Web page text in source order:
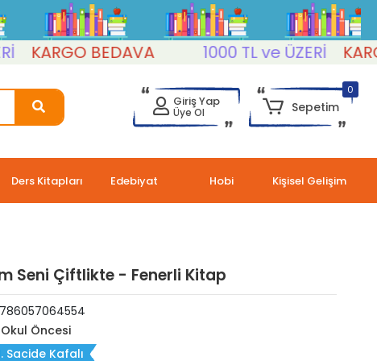
BEDAVA 1000 TL ve ÜZERİ KARGO
Giriş Yap
Üye Ol
0
Sepetim
Ders Kitapları Edebiyat Hobi Kişisel Gelişim
Seni Çiftlikte - Fenerli Kitap
Okul Öncesi
Sacide Kafalı